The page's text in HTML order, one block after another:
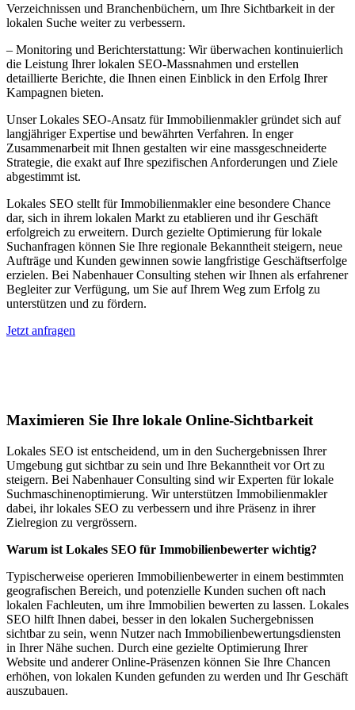
Verzeichnissen und Branchenbüchern, um Ihre Sichtbarkeit in der
lokalen Suche weiter zu verbessern.
– Monitoring und Berichterstattung: Wir überwachen kontinuierlich
die Leistung Ihrer lokalen SEO-Massnahmen und erstellen
detaillierte Berichte, die Ihnen einen Einblick in den Erfolg Ihrer
Kampagnen bieten.
Unser Lokales SEO-Ansatz für Immobilienmakler gründet sich auf
langjähriger Expertise und bewährten Verfahren. In enger
Zusammenarbeit mit Ihnen gestalten wir eine massgeschneiderte
Strategie, die exakt auf Ihre spezifischen Anforderungen und Ziele
abgestimmt ist.
Lokales SEO stellt für Immobilienmakler eine besondere Chance
dar, sich in ihrem lokalen Markt zu etablieren und ihr Geschäft
erfolgreich zu erweitern. Durch gezielte Optimierung für lokale
Suchanfragen können Sie Ihre regionale Bekanntheit steigern, neue
Aufträge und Kunden gewinnen sowie langfristige Geschäftserfolge
erzielen. Bei Nabenhauer Consulting stehen wir Ihnen als erfahrener
Begleiter zur Verfügung, um Sie auf Ihrem Weg zum Erfolg zu
unterstützen und zu fördern.
Jetzt anfragen
Maximieren Sie Ihre lokale Online-Sichtbarkeit
Lokales SEO ist entscheidend, um in den Suchergebnissen Ihrer
Umgebung gut sichtbar zu sein und Ihre Bekanntheit vor Ort zu
steigern. Bei Nabenhauer Consulting sind wir Experten für lokale
Suchmaschinenoptimierung. Wir unterstützen Immobilienmakler
dabei, ihr lokales SEO zu verbessern und ihre Präsenz in ihrer
Zielregion zu vergrössern.
Warum ist Lokales SEO für Immobilienbewerter wichtig?
Typischerweise operieren Immobilienbewerter in einem bestimmten
geografischen Bereich, und potenzielle Kunden suchen oft nach
lokalen Fachleuten, um ihre Immobilien bewerten zu lassen. Lokales
SEO hilft Ihnen dabei, besser in den lokalen Suchergebnissen
sichtbar zu sein, wenn Nutzer nach Immobilienbewertungsdiensten
in Ihrer Nähe suchen. Durch eine gezielte Optimierung Ihrer
Website und anderer Online-Präsenzen können Sie Ihre Chancen
erhöhen, von lokalen Kunden gefunden zu werden und Ihr Geschäft
auszubauen.